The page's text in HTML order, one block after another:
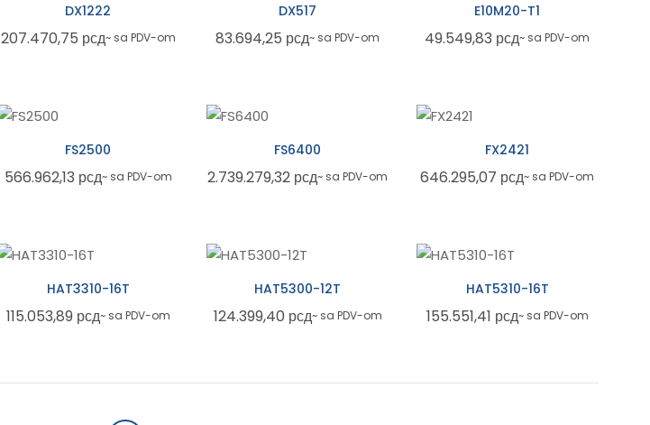
DX1222
207.470,75 рсд~ sa PDV-om
DX517
83.694,25 рсд~ sa PDV-om
E10M20-T1
49.549,83 рсд~ sa PDV-om
FS2500
566.962,13 рсд~ sa PDV-om
FS6400
2.739.279,32 рсд~ sa PDV-om
FX2421
646.295,07 рсд~ sa PDV-om
HAT3310-16T
115.053,89 рсд~ sa PDV-om
HAT5300-12T
124.399,40 рсд~ sa PDV-om
HAT5310-16T
155.551,41 рсд~ sa PDV-om